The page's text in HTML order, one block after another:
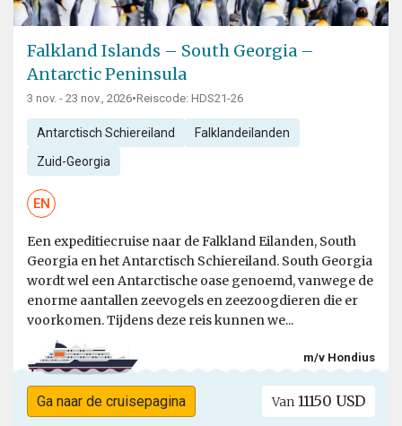
Falkland Islands – South Georgia –
Antarctic Peninsula
3 nov. - 23 nov., 2026•Reiscode: HDS21-26
Antarctisch Schiereiland Falklandeilanden
Zuid-Georgia
EN
Een expeditiecruise naar de Falkland Eilanden, South
Georgia en het Antarctisch Schiereiland. South Georgia
wordt wel een Antarctische oase genoemd, vanwege de
enorme aantallen zeevogels en zeezoogdieren die er
voorkomen. Tijdens deze reis kunnen we...
m/v Hondius
Ga naar de cruisepagina Van 11150 USD